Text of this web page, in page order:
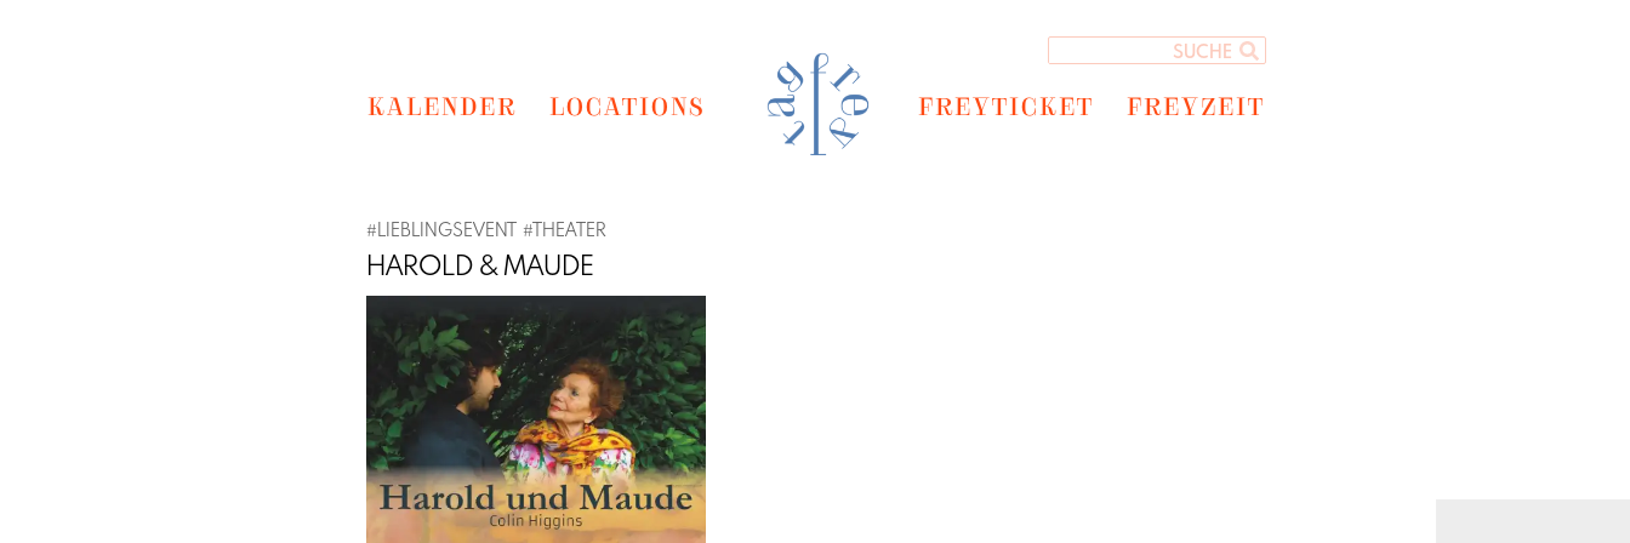
KALENDER LOCATIONS FREYTICKET FREYZEIT
#LIEBLINGSEVENT # THEATER
HAROLD & MAUDE
Previous Next